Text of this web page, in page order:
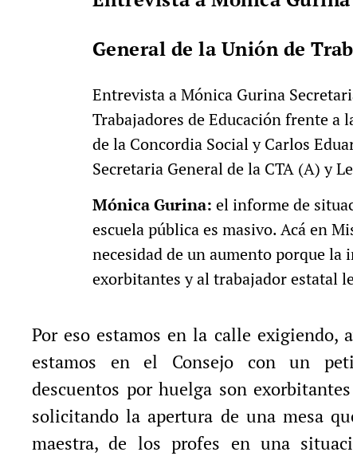
General de la Unión de
Entrevista a Mónica Gurina
Trabajadores de Educación frente a
de la Concordia Social y Carlos
Secretaria General de la CTA (A) y
Mónica Gurina: el informe de
escuela pública es masivo. Acá en
necesidad de un aumento porque la
exorbitantes y al trabajador estatal
Por eso estamos en la calle exigiendo,
estamos en el Consejo con un
descuentos por huelga son
solicitando la apertura de una mesa
maestra, de los profes en una